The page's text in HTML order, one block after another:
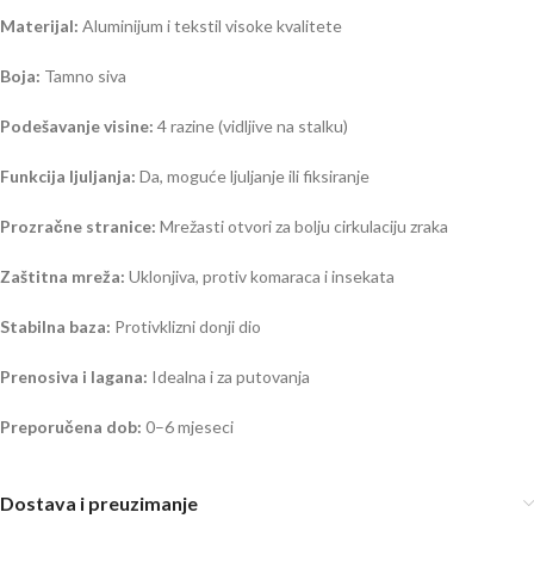
Materijal: Aluminijum i tekstil visoke kvalitete
Boja: Tamno siva
Podešavanje visine: 4 razine (vidljive na stalku)
Funkcija ljuljanja: Da, moguće ljuljanje ili fiksiranje
Prozračne stranice: Mrežasti otvori za bolju cirkulaciju zraka
Zaštitna mreža: Uklonjiva, protiv komaraca i insekata
Stabilna baza: Protivklizni donji dio
Prenosiva i lagana: Idealna i za putovanja
Preporučena dob: 0–6 mjeseci
Dostava i preuzimanje